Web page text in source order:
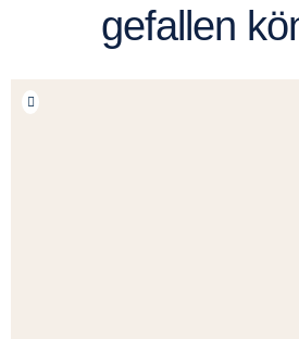
gefallen